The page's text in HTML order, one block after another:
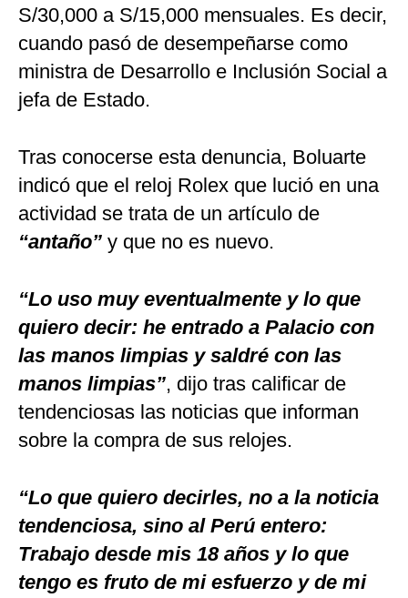
S/30,000 a S/15,000 mensuales. Es decir,
cuando pasó de desempeñarse como
ministra de Desarrollo e Inclusión Social a
jefa de Estado.
Tras conocerse esta denuncia, Boluarte
indicó que el reloj Rolex que lució en una
actividad se trata de un artículo de
“antaño” y que no es nuevo.
“Lo uso muy eventualmente y lo que
quiero decir: he entrado a Palacio con
las manos limpias y saldré con las
manos limpias”, dijo tras calificar de
tendenciosas las noticias que informan
sobre la compra de sus relojes.
“Lo que quiero decirles, no a la noticia
tendenciosa, sino al Perú entero:
Trabajo desde mis 18 años y lo que
tengo es fruto de mi esfuerzo y de mi